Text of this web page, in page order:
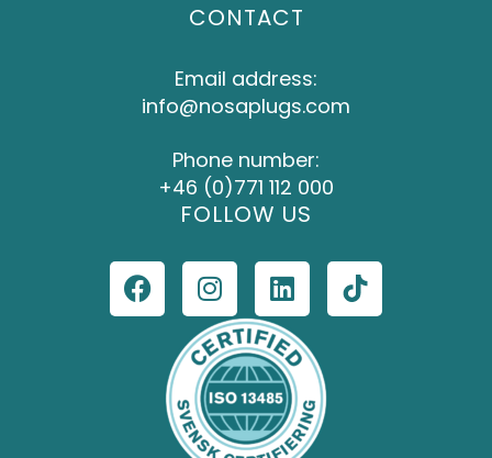
CONTACT
Email address:
info@nosaplugs.com
Phone number:
+46 (0)771 112 000
FOLLOW US